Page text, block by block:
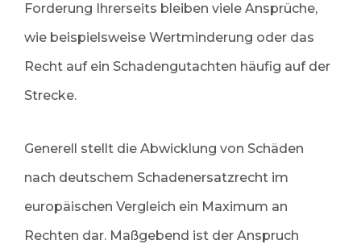
Forderung Ihrerseits bleiben viele Ansprüche,
wie beispielsweise Wertminderung oder das
Recht auf ein Schadengutachten häufig auf der
Strecke.
Generell stellt die Abwicklung von Schäden
nach deutschem Schadenersatzrecht im
europäischen Vergleich ein Maximum an
Rechten dar. Maßgebend ist der Anspruch